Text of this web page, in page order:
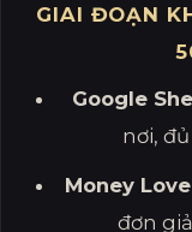
GIAI ĐOẠN
Google
nơi,
Money
đơn